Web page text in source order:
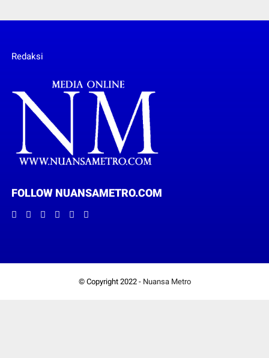
Redaksi
FOLLOW NUANSAMETRO.COM
© Copyright 2022 - Nuansa Metro